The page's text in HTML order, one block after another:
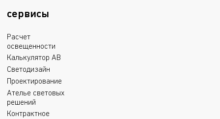
сервисы
Расчет
освещенности
Калькулятор АВ
Светодизайн
Проектирование
Ателье световых
решений
Контрактное